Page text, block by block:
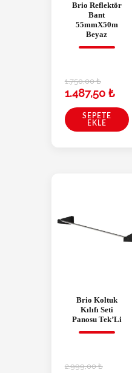
Brio Reflektör
Bant
55mmX50m
Beyaz
1.750,00₺
1.487,50 ₺
SEPETE
EKLE
Brio Koltuk
Kılıfı Seti
Panosu Tek’Li
2.999,00₺